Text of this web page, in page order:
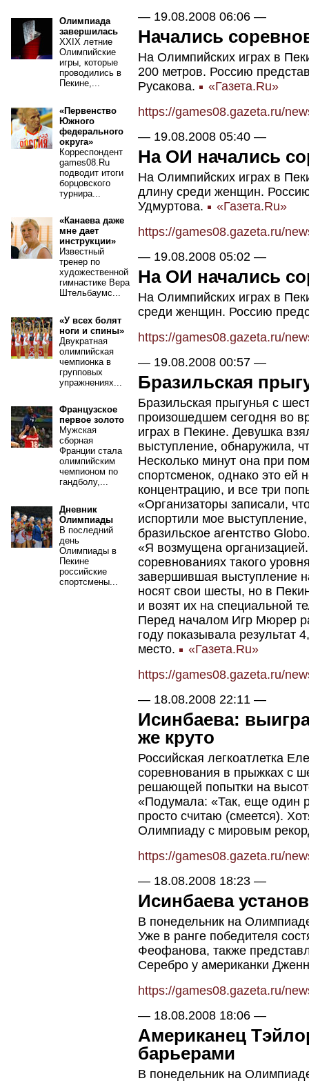
Олимпиада
завершилась
XXIX летние
Олимпийские
игры, которые
проводились в
Пекине,...
«Первенство
Южного
федерального
округа»
Корреспондент
games08.Ru
подводит итоги
борцовского
турнира...
«Канаева даже
мне дает
инструкции»
Известный
тренер по
художественной
гимнастике Вера
Штельбаумс...
«У всех болят
ноги и спины»
Двукратная
олимпийская
чемпионка в
групповых
упражнениях...
Французское
первое золото
Мужская
сборная
Франции стала
олимпийским
чемпионом по
гандболу,...
Дневник
Олимпиады
В последний
день
Олимпиады в
Пекине
российские
спортсмены...
— 19.08.2008 06:06 —
Начались
На Олимпийских играх в
200 метров. Россию
Русакова.
«Газета.Ru»
https://games08.gazeta.ru/
— 19.08.2008 05:40 —
На ОИ начались
На Олимпийских играх в
длину среди женщин.
Удмуртова.
«Газета.Ru»
https://games08.gazeta.ru/
— 19.08.2008 05:02 —
На ОИ начались
На Олимпийских играх в
среди женщин. Россию
https://games08.gazeta.ru/
— 19.08.2008 00:57 —
Бразильская
Бразильская прыгунья с
произошедшем сегодня во
играх в Пекине. Девушка
выступление, обнаружила,
Несколько минут она при
спортсменок, однако это ей
концентрацию, и все три
«Организаторы записали,
испортили мое
бразильское агентство
«Я возмущена
соревнованиях такого
завершившая выступление
носят свои шесты, но в
и возят их на специальной
Перед началом Игр Мюрер
году показывала результат
место.
«Газета.Ru»
https://games08.gazeta.ru/
— 18.08.2008 22:11 —
Исинбаева:
же круто
Российская легкоатлетка
соревнования в прыжках с
решающей попытки на
«Подумала: «Так, еще один
просто считаю (смеется).
Олимпиаду с мировым
https://games08.gazeta.ru/
— 18.08.2008 18:23 —
Исинбаева
В понедельник на
Уже в ранге победителя
Феофанова, также
Серебро у американки
https://games08.gazeta.ru/
— 18.08.2008 18:06 —
Американец
барьерами
В понедельник на